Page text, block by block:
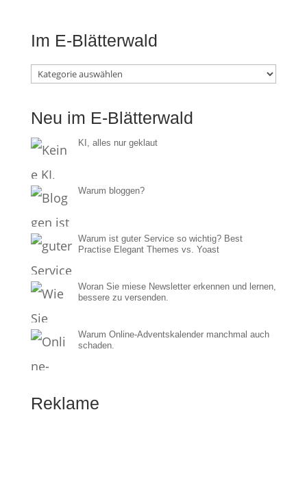
Im E-Blätterwald
Im
Blätterwald
Neu im E-Blätterwald
KI, alles nur geklaut
Warum bloggen?
Warum ist guter Service so wichtig? Best
Practise Elegant Themes vs. Yoast
Woran Sie miese Newsletter erkennen und lernen,
bessere zu versenden.
Warum Online-Adventskalender manchmal auch
schaden.
Reklame